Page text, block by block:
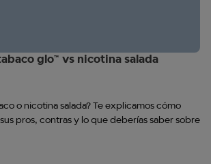
glo™ vs nicotina salada
o nicotina salada? Te explicamos cómo
pros, contras y lo que deberías saber sobre